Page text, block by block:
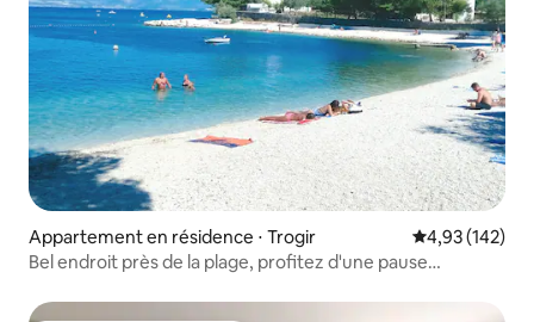
Appartement en résidence ⋅ Trogir Évaluation
4,93 (142)
Bel endroit près de la plage, profitez d'une pause